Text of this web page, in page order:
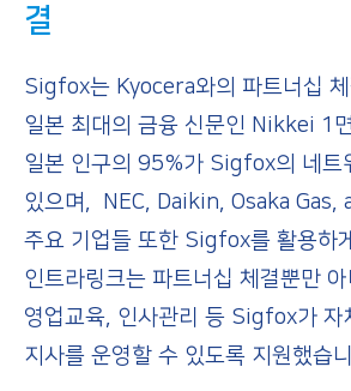
결
Sigfox는 Kyocera와의 파트너십 체
일본 최대의 금융 신문인 Nikkei 1
일본 인구의 95%가 Sigfox의 네트
있으며, NEC, Daikin, Osaka Gas,
주요 기업들 또한 Sigfox를 활용하
인트라링크는 파트너십 체결뿐만
영업교육, 인사관리 등 Sigfox가 자
지사를 운영할 수 있도록 지원했습